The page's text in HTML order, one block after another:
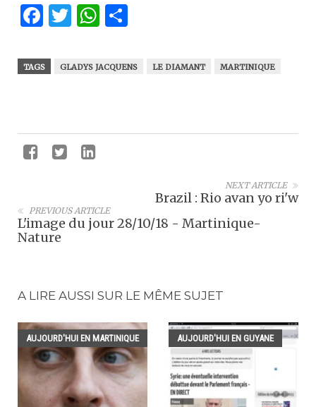
Facebook
Twitter
WhatsApp
TAGS GLADYS JACQUENS LE DIAMANT MARTINIQUE
NEXT ARTICLE
Brazil : Rio avan yo ri'w
PREVIOUS ARTICLE
L'image du jour 28/10/18 - Martinique-
Nature
A LIRE AUSSI SUR LE MÊME SUJET
AUJOURD'HUI EN MARTINIQUE AUJOURD'HUI EN GUYANE